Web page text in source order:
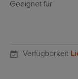
Geeignet für
Verfügbarkeit